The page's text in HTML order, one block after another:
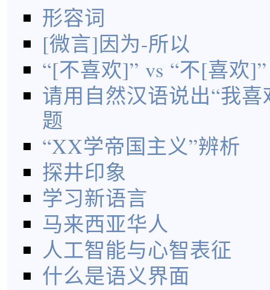
形容词
[微言]因为-所以
“[不喜欢]” vs “不[喜欢]”
请用自然汉语说出“我
题
“XX学帝国主义”辨析
探井印象
学习新语言
马来西亚华人
人工智能与心智表征
什么是语义界面